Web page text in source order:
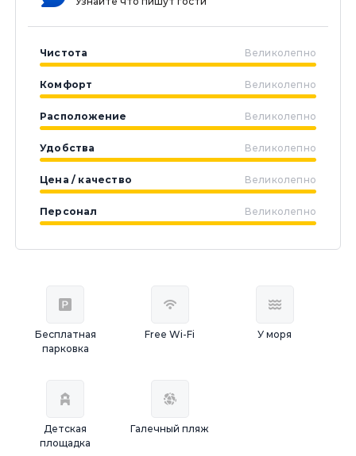
Чистота Великолепно
Комфорт Великолепно
Расположение Великолепно
Удобства Великолепно
Цена / качество Великолепно
Персонал Великолепно
Бесплатная
парковка
Free Wi-Fi У моря
Детская
площадка
Галечный пляж